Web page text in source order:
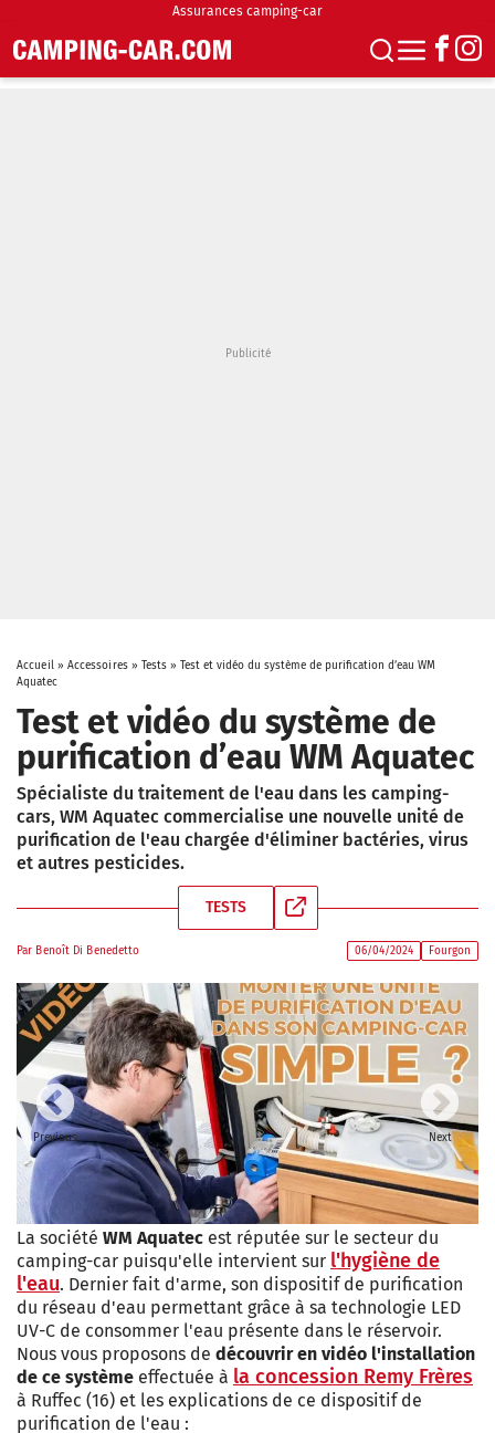
Assurances camping-car
Accueil» Accessoires» Tests »Test et vidéo du système de purification d’eau WM
Aquatec
Test et vidéo du système de
purification d’eau WM Aquatec
Spécialiste du traitement de l'eau dans les camping-
cars, WM Aquatec commercialise une nouvelle unité de
purification de l'eau chargée d'éliminer bactéries, virus
et autres pesticides.
TESTS
Par Benoît Di Benedetto 06/04/2024 Fourgon
Previous Next
La société WM Aquatec est réputée sur le secteur du
camping-car puisqu'elle intervient sur l'hygiène de
l'eau. Dernier fait d'arme, son dispositif de purification
du réseau d'eau permettant grâce à sa technologie LED
UV-C de consommer l'eau présente dans le réservoir.
Nous vous proposons de découvrir en vidéo l'installation
de ce système effectuée à la concession Remy Frères
à Ruffec (16) et les explications de ce dispositif de
purification de l'eau :